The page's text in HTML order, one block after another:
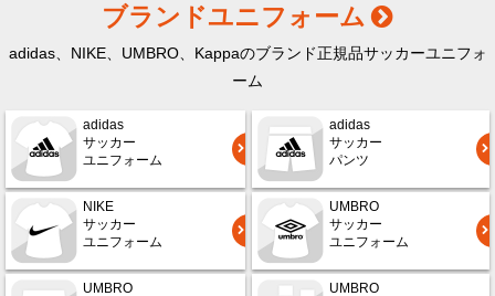
ブランドユニフォーム
adidas、NIKE、UMBRO、Kappaのブランド正規品サッカーユニフォ
ーム
adidas
サッカー
ユニフォーム
adidas
サッカー
パンツ
NIKE
サッカー
ユニフォーム
UMBRO
サッカー
ユニフォーム
UMBRO
UMBRO